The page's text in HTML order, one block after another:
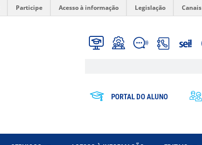
Participe Acesso à informação Legislação Canais
PORTAL DO ALUNO